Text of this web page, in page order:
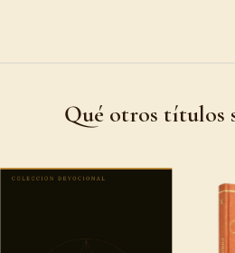
Qué otros títulos